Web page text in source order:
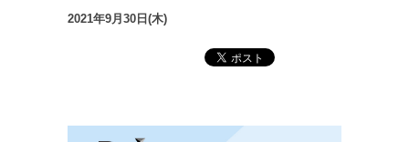
2021年9月30日(木)